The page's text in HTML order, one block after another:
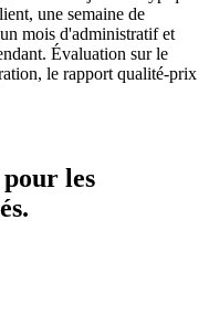
une semaine de
mois d'administratif et
Évaluation sur le
le rapport qualité-prix
les